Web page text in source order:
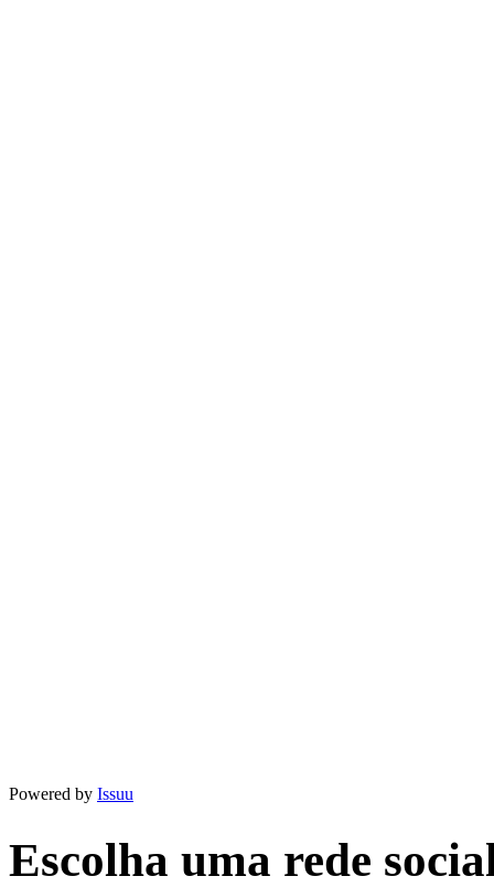
Powered by Issuu
Escolha uma rede